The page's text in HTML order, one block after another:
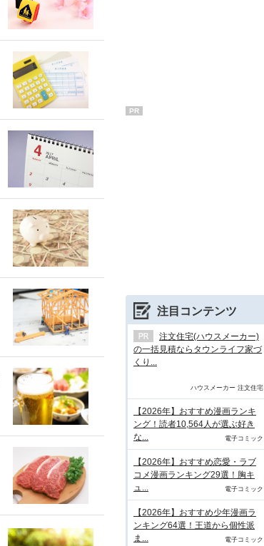
PR
注目コンテンツ
注文住宅(ハウスメーカー)
の一括見積ならタウンライフ家づ
くり...
ハウスメーカー 注文住宅
【2026年】おすすめ漫画ランキ
ング！読者10,564人が選ぶ好き
な...
電子コミック
【2026年】おすすめ恋愛・ラブ
コメ漫画ランキング29選！胸キ
ュ...
電子コミック
【2026年】おすすめ少年漫画ラ
ンキング64選！王道から個性派
ま...
電子コミック